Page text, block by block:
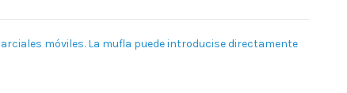
móviles. La mufla puede introducise directamente